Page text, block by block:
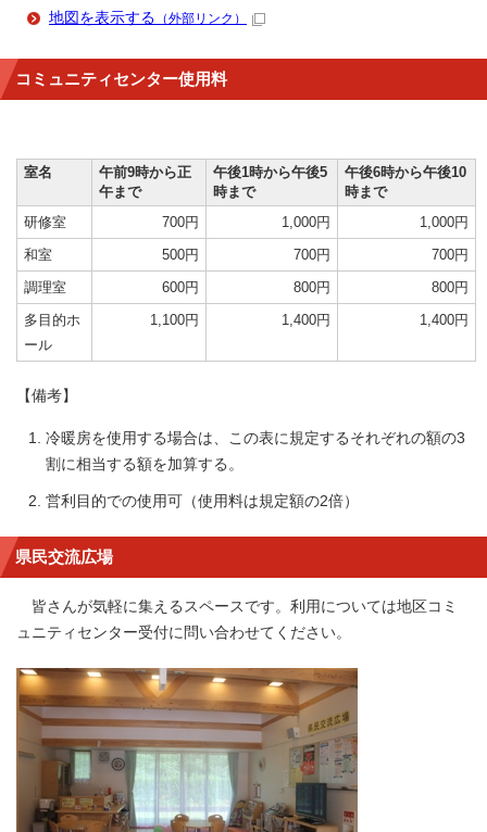
地図を表示する （外部リンク）
コミュニティセンター使用料
室名
午前9時から正
午まで
午後1時から午後5
時まで
午後6時から午後10
時まで
研修室
700円 1,000円
1,000円
和室
500円 700円
700円
調理室
600円 800円
800円
多目的ホ
ール
1,100円 1,400円 1,400円
【備考】
冷暖房を使用する場合は、この表に規定するそれぞれの額の3
割に相当する額を加算する。
営利目的での使用可（使用料は規定額の2倍）
県民交流広場
皆さんが気軽に集えるスペースです。利用については地区コミ
ュニティセンター受付に問い合わせてください。